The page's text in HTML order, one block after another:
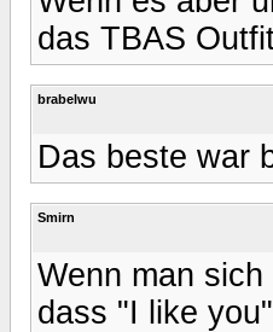
das TBAS
brabelwu
Das beste war
Smirn
Wenn man
dass "I like